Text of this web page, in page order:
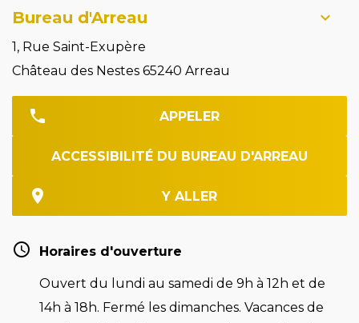
Bureau d'Arreau
1, Rue Saint-Exupère
Château des Nestes 65240 Arreau
APPELER
ACCESSIBILITÉ DU BUREAU D'ARREAU
Y ALLER
Horaires d'ouverture
Ouvert du lundi au samedi de 9h à 12h et de
14h à 18h. Fermé les dimanches. Vacances de